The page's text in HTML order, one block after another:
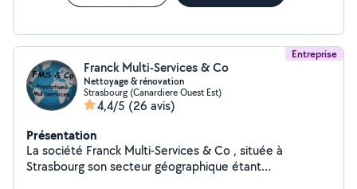
Entreprise
Franck Multi-Services & Co
Nettoyage & rénovation
Strasbourg (Canardiere Ouest Est)
4,4/5 (26 avis)
Présentation
La société Franck Multi-Services & Co , située à
Strasbourg son secteur géographique étant